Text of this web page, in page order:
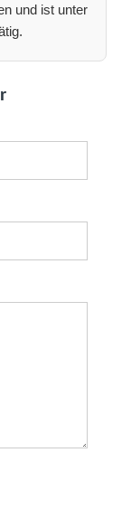
und ist unter